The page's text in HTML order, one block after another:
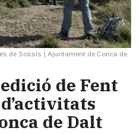
de Sossís | Ajuntament de Conca de
de Fent
de Dalt